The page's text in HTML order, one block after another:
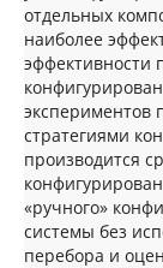
отдельных
наиболее
эффективности
экспериментов
стратегиями
производится
«ручного»
системы без
перебора и